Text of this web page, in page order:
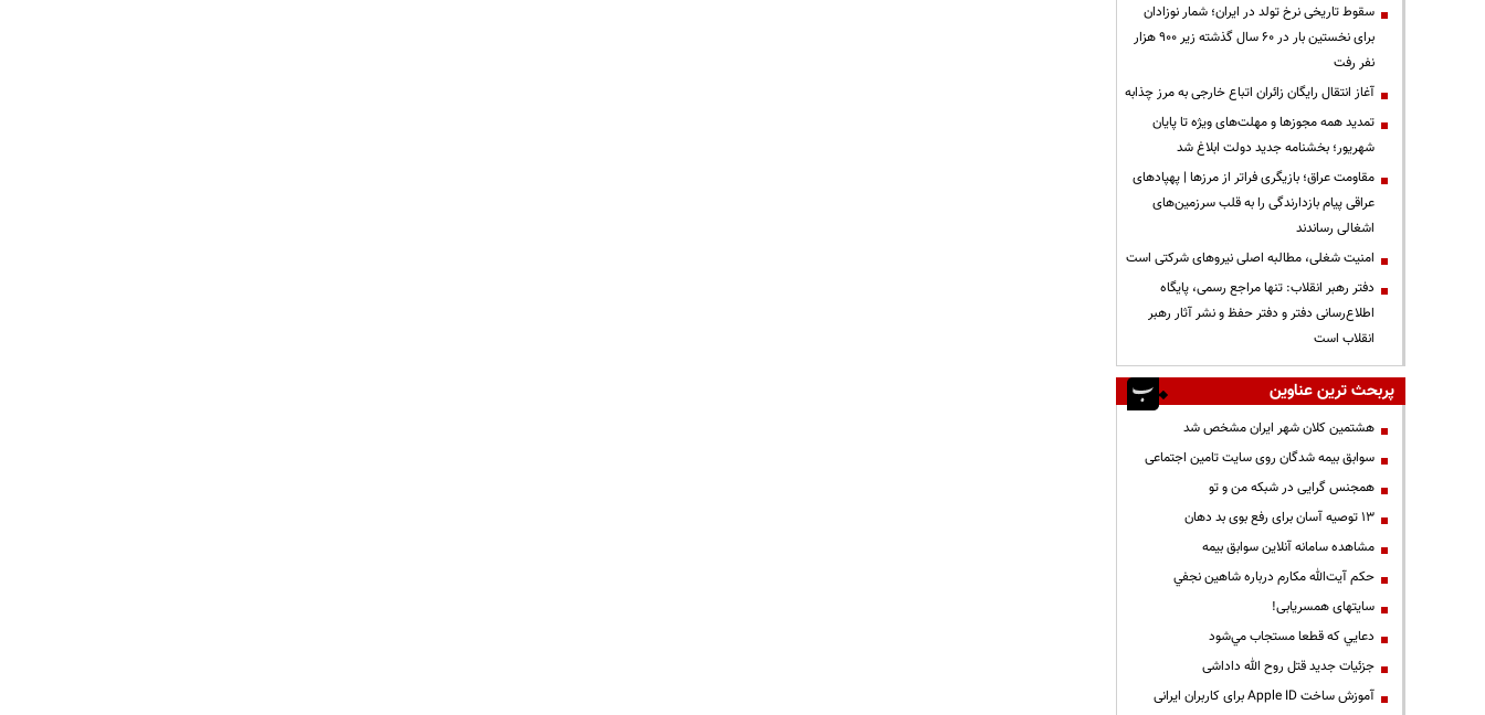
سقوط تاریخی نرخ تولد در ایران؛ شمار نوزادان
برای نخستین بار در ۶۰ سال گذشته زیر ۹۰۰ هزار
نفر رفت
آغاز انتقال رایگان زائران اتباع خارجی به مرز چذابه
تمدید همه مجوزها و مهلت‌های ویژه تا پایان
شهریور؛ بخشنامه جدید دولت ابلاغ شد
مقاومت عراق؛ بازیگری فراتر از مرزها | پهپادهای
عراقی پیام بازدارندگی را به قلب سرزمین‌های
اشغالی رساندند
‌امنیت شغلی، مطالبه اصلی نیروهای شرکتی است
دفتر رهبر انقلاب: تنها مراجع رسمی، پایگاه
اطلاع‌رسانی دفتر و دفتر حفظ و نشر آثار رهبر
انقلاب است
پربحث ترین عناوین
هشتمین کلان شهر ایران مشخص شد
سوابق بیمه شدگان روی سایت تامین اجتماعی
همجنس گرایی در شبکه من و تو
13 توصیه آسان برای رفع بوی بد دهان
مشاهده سامانه آنلاين سوابق بیمه
حكم آيت‌الله مكارم درباره شاهين نجفي
سایتهای همسریابی!
دعايي كه قطعا مستجاب مي‌شود
جزئیات جدید قتل روح الله داداشی
آموزش ساخت Apple ID برای کاربران ایرانی